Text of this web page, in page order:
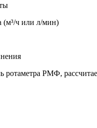
(м³/ч или л/мин)
РМФ,